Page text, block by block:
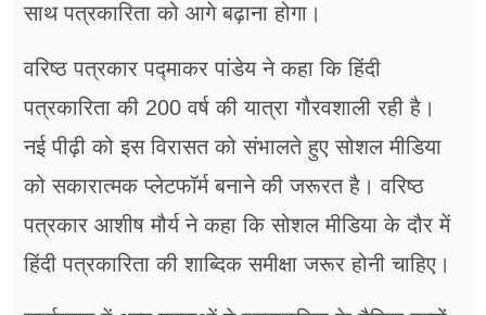
साथ पत्रकारिता को आगे बढ़ाना होगा।
वरिष्ठ पत्रकार पद्माकर पांडेय ने कहा कि हिंदी
पत्रकारिता की 200 वर्ष की यात्रा गौरवशाली रही है।
नई पीढ़ी को इस विरासत को संभालते हुए सोशल मीडिया
को सकारात्मक प्लेटफॉर्म बनाने की जरूरत है। वरिष्ठ
पत्रकार आशीष मौर्य ने कहा कि सोशल मीडिया के दौर में
हिंदी पत्रकारिता की शाब्दिक समीक्षा जरूर होनी चाहिए।